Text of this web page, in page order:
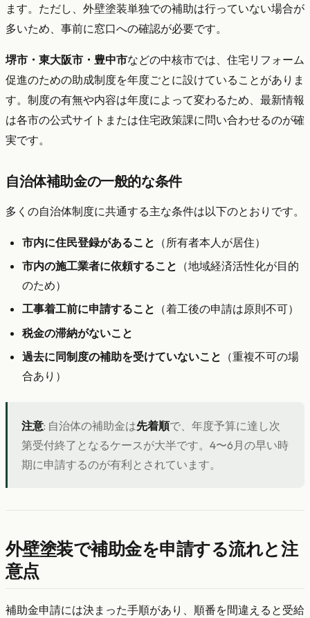
ます。ただし、外壁塗装単独での補助は行っていない場合が
多いため、事前に窓口への確認が必要です。
堺市・東大阪市・豊中市などの中核市では、住宅リフォーム
促進のための助成制度を年度ごとに設けていることがありま
す。制度の有無や内容は年度によって変わるため、最新情報
は各市の公式サイトまたは住宅政策課に問い合わせるのが確
実です。
自治体補助金の一般的な条件
多くの自治体制度に共通する主な条件は以下のとおりです。
市内に住民登録があること （所有者本人が居住）
市内の施工業者に依頼すること （地域経済活性化が目的
のため）
工事着工前に申請すること （着工後の申請は原則不可）
税金の滞納がないこと
過去に同制度の補助を受けていないこと （重複不可の場
合あり）
注意: 自治体の補助金は先着順で、年度予算に達し次
第受付終了となるケースが大半です。4〜6月の早い時
期に申請するのが有利とされています。
外壁塗装で補助金を申請する流れと注
意点
補助金申請には決まった手順があり、順番を間違えると受給